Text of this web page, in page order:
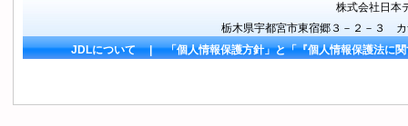
株式会社日
栃木県宇都宮市東宿郷３－２－３
JDLについて|「個人情報保護方針」と「『個人情報保護法に